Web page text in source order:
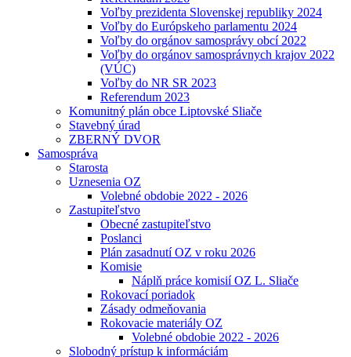
Voľby prezidenta Slovenskej republiky 2024
Voľby do Európskeho parlamentu 2024
Voľby do orgánov samosprávy obcí 2022
Voľby do orgánov samosprávnych krajov 2022
(VÚC)
Voľby do NR SR 2023
Referendum 2023
Komunitný plán obce Liptovské Sliače
Stavebný úrad
ZBERNÝ DVOR
Samospráva
Starosta
Uznesenia OZ
Volebné obdobie 2022 - 2026
Zastupiteľstvo
Obecné zastupiteľstvo
Poslanci
Plán zasadnutí OZ v roku 2026
Komisie
Náplň práce komisií OZ L. Sliače
Rokovací poriadok
Zásady odmeňovania
Rokovacie materiály OZ
Volebné obdobie 2022 - 2026
Slobodný prístup k informáciám